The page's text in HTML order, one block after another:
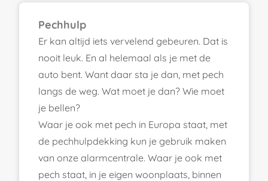
Pechhulp
Er kan altijd iets vervelend gebeuren. Dat is
nooit leuk. En al helemaal als je met de
auto bent. Want daar sta je dan, met pech
langs de weg. Wat moet je dan? Wie moet
je bellen?
Waar je ook met pech in Europa staat, met
de pechhulpdekking kun je gebruik maken
van onze alarmcentrale. Waar je ook met
pech staat, in je eigen woonplaats, binnen